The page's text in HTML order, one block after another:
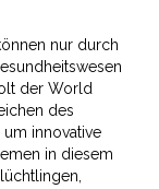
nur durch
der World
des
innovative
in diesem